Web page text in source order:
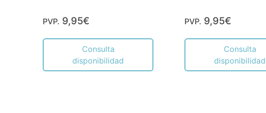
PVP. 9,95€
Consulta
disponibilidad
PVP. 9,95€
Consulta
disponibilidad